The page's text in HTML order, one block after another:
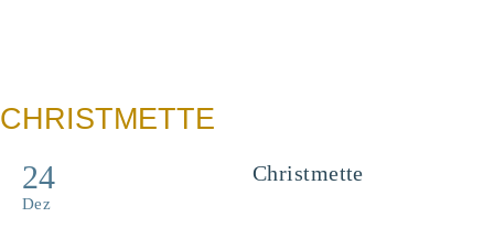
CHRISTMETTE
24
Dez
Christmette